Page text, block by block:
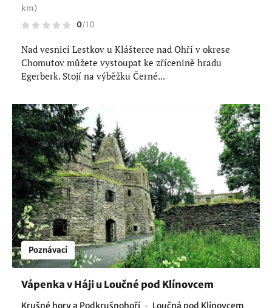
km)
0/10
Nad vesnicí Lestkov u Klášterce nad Ohří v okrese
Chomutov můžete vystoupat ke zřícenině hradu
Egerberk. Stojí na výběžku Černé...
Poznávací
Vápenka v Háji u Loučné pod Klínovcem
Krušné hory a Podkrušnohoří Loučná pod Klínovcem